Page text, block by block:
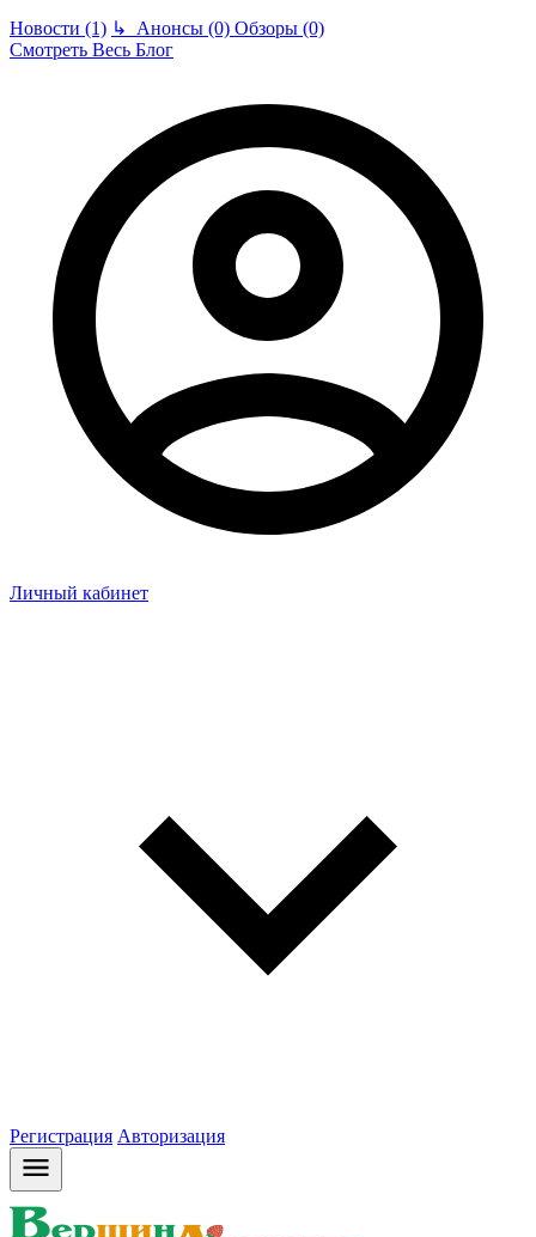
Новости (1) ↳ Анонсы (0) Обзоры (0)
Смотреть Весь Блог
Личный кабинет
Регистрация Авторизация